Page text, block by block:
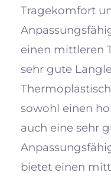
Tragekomfort
einen mittleren
sehr gute
sowohl einen
auch eine sehr
bietet einen